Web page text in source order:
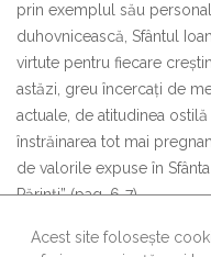
Acest site folosește
prin exemplul său
duhovnicească, Sfântul
virtute pentru fiecare
astăzi, greu încercați de
actuale, de atitudinea
înstrăinarea tot mai
de valorile expuse în
Părinți” (pag. 6-7).